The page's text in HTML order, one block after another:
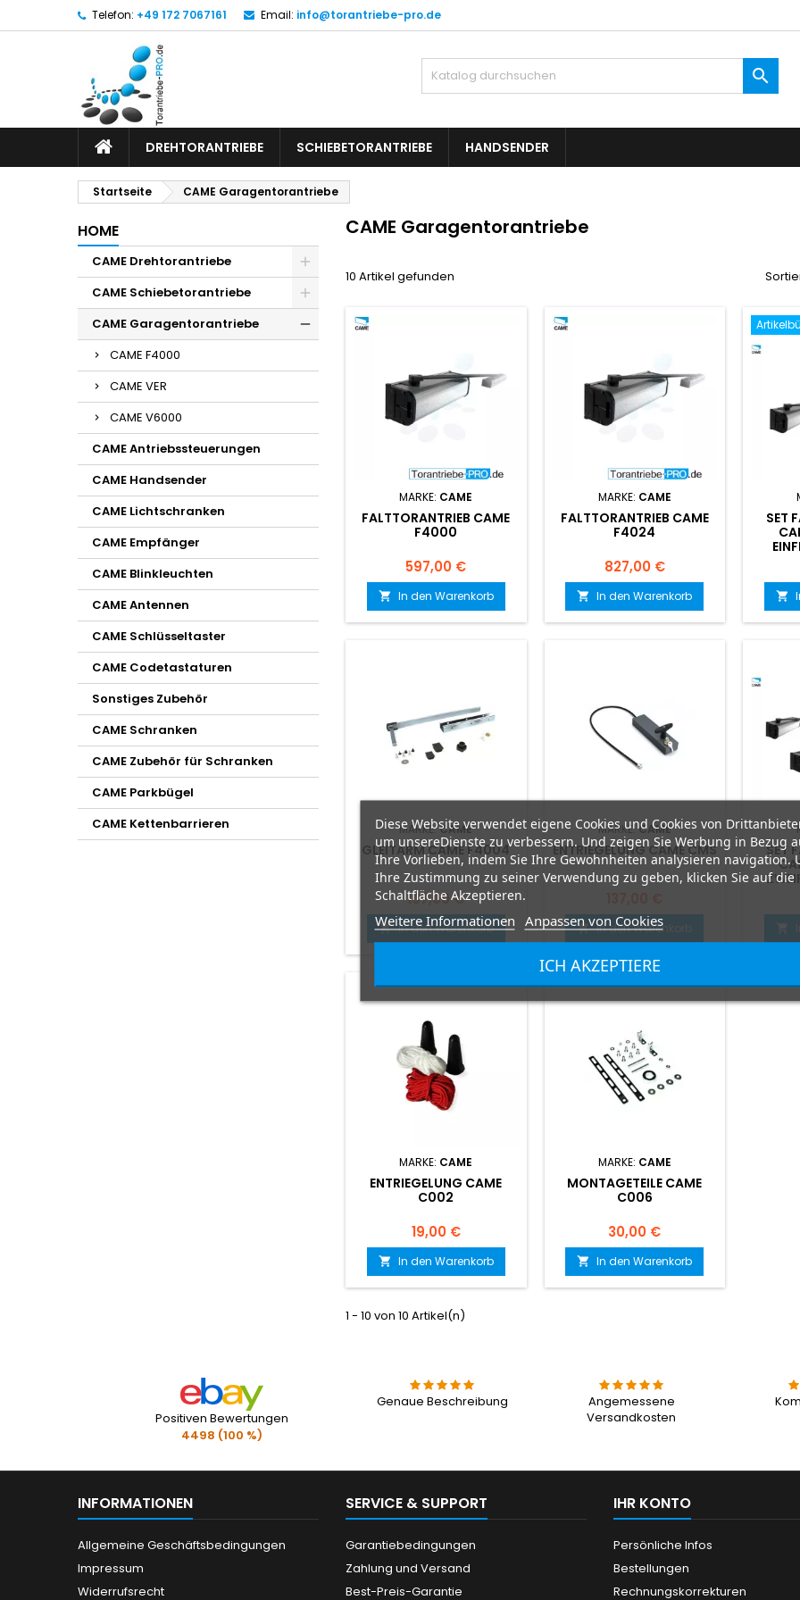
Telefon: +49 172 7067161 Email: info@torantriebe-pro.de

DREHTORANTRIEBE SCHIEBETORANTRIEBE HANDSENDER
Startseite CAME Garagentorantriebe
HOME
CAME Drehtorantriebe
CAME Schiebetorantriebe
CAME Garagentorantriebe
CAME F4000
CAME VER
CAME V6000
CAME Antriebssteuerungen
CAME Handsender
CAME Lichtschranken
CAME Empfänger
CAME Blinkleuchten
CAME Antennen
CAME Schlüsseltaster
CAME Codetastaturen
Sonstiges Zubehör
CAME Schranken
CAME Zubehör für Schranken
CAME Parkbügel
CAME Kettenbarrieren
CAME Garagentorantriebe
10 Artikel gefunden
MARKE: CAME
FALTTORANTRIEB CAME
F4000
Preis
597,00 €
 In den Warenkorb
MARKE: CAME
FALTTORANTRIEB CAME
F4024
Preis
827,00 €
 In den Warenkorb
SET

MARKE:CAME
GLEITARM CAME F4004
Preis
107,00 €
 In den Warenkorb
MARKE:CAME
ENTRIEGELUNG CAME CMS
 In den Warenkorb
SET

MARKE: CAME
ENTRIEGELUNG CAME
C002
Preis
19,00 €
 In den Warenkorb
MARKE: CAME
MONTAGETEILE CAME
C006
Preis
30,00 €
 In den Warenkorb
1 - 10 von 10 Artikel(n)
Positiven Bewertungen
4498 (100 %)
Genaue Beschreibung
Angemessene
Versandkosten
INFORMATIONEN
Allgemeine Geschäftsbedingungen
Impressum
Widerrufsrecht
SERVICE & SUPPORT
Garantiebedingungen
Zahlung und Versand
Best-Preis-Garantie
IHR KONTO
Persönliche Infos
Bestellungen
Rechnungskorrekturen
Diese Website verwendet eigene Cookies und Cookies von
um unsereDienste zu verbessern. Und zeigen Sie Werbung in Bezug
Ihre Vorlieben, indem Sie Ihre Gewohnheiten analysieren navigation.
Ihre Zustimmung zu seiner Verwendung zu geben, klicken Sie auf die
Schaltfläche Akzeptieren.
Weitere Informationen Anpassen von Cookies
ICH AKZEPTIERE